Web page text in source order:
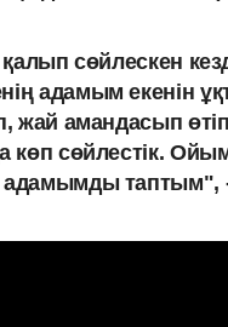
қалып сөйлескен
адамым екенін
жай амандасып
көп сөйлестік.
таптым",